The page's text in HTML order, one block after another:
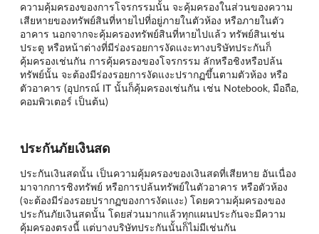
ความคุ้มครองของการโจรกรรมนั้น จะคุ้มครองในส่วนของความ
เสียหายของทรัพย์สินที่หายไปที่อยู่ภายในตัวห้อง หรือภายในตัว
อาคาร นอกจากจะคุ้มครองทรัพย์สินที่หายไปแล้ว ทรัพย์สินเช่น
ประตู หรือหน้าต่างที่มีร่องรอยการงัดแงะทางบริษัทประกันก็
คุ้มครองเช่นกัน การคุ้มครองของโจรกรรม ลักหรือชิงหรือปล้น
ทรัพย์นั้น จะต้องมีร่องรอยการงัดแงะปรากฏขึ้นตามตัวห้อง หรือ
ตัวอาคาร (อุปกรณ์ IT นั้นก็คุ้มครองเช่นกัน เช่น Notebook, มือถือ,
คอมพิวเตอร์ เป็นต้น)
ประกันภัยเงินสด
ประกันเงินสดนั้น เป็นความคุ้มครองของเงินสดที่เสียหาย อันเนื่อง
มาจากการชิงทรัพย์ หรือการปล้นทรัพย์ในตัวอาคาร หรือตัวห้อง
(จะต้องมีร่องรอยปรากฏของการงัดแงะ) โดยความคุ้มครองของ
ประกันภัยเงินสดนั้น โดยส่วนมากแล้วทุกแผนประกันจะมีความ
คุ้มครองตรงนี้ แต่บางบริษัทประกันนั้นก็ไม่มีเช่นกัน